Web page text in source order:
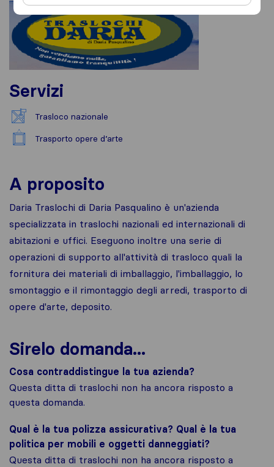
Servizi
Trasloco nazionale
Trasporto opere d’arte
A proposito
Daria Traslochi di Daria Pasqualino è un'azienda
specializzata in traslochi nazionali ed internazionali di
abitazioni e uffici. Eseguono inoltre una serie di
operazioni di supporto all'attività di trasloco quali la
fornitura dei materiali di imballaggio, l'imballaggio, lo
smontaggio e il rimontaggio degli arredi, trasporto di
opere d'arte, deposito.
Sirelo domanda...
Cosa contraddistingue la tua azienda?
Questa ditta di traslochi non ha ancora risposto a
questa domanda.
Qual è la tua polizza assicurativa? Qual è la tua
politica per mobili e oggetti danneggiati?
Questa ditta di traslochi non ha ancora risposto a